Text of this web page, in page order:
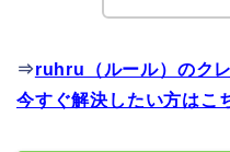
⇒ruhru（ルール）のク
今すぐ解決したい方はこ